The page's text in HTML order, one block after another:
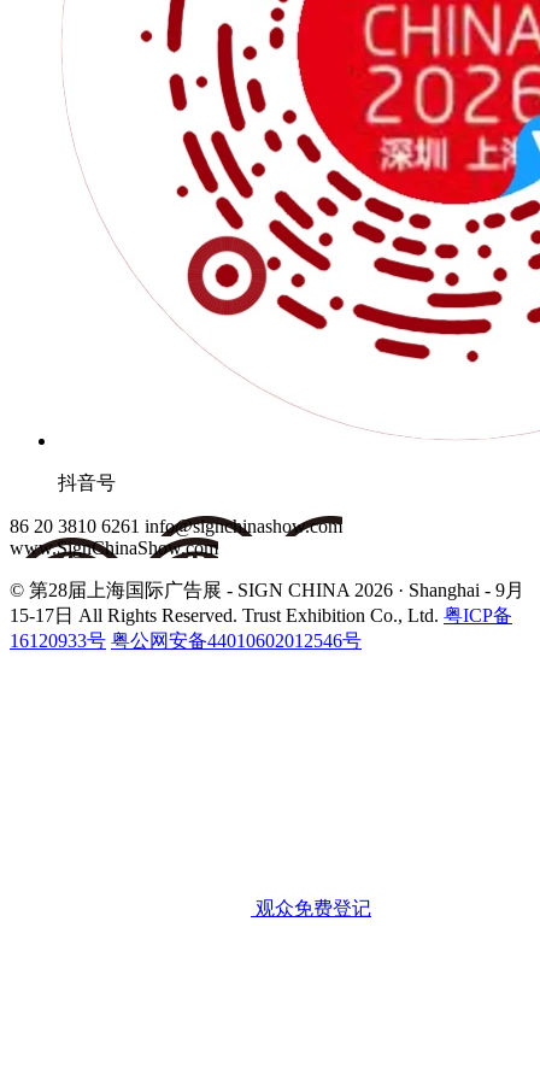
抖音号
86 20 3810 6261 info@signchinashow.com
www.SignChinaShow.com
© 第28届上海国际广告展 - SIGN CHINA 2026 · Shanghai - 9月
15-17日 All Rights Reserved. Trust Exhibition Co., Ltd. 粤ICP备
16120933号 粤公网安备44010602012546号
观众免费登记